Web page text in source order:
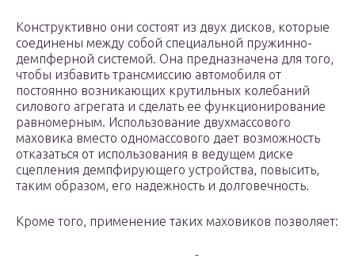
Конструктивно они состоят из двух дисков, которые
соединены между собой специальной пружинно-
демпферной системой. Она предназначена для того,
чтобы избавить трансмиссию автомобиля от
постоянно возникающих крутильных колебаний
силового агрегата и сделать ее функционирование
равномерным. Использование двухмассового
маховика вместо одномассового дает возможность
отказаться от использования в ведущем диске
сцепления демпфирующего устройства, повысить,
таким образом, его надежность и долговечность.
Кроме того, применение таких маховиков позволяет: